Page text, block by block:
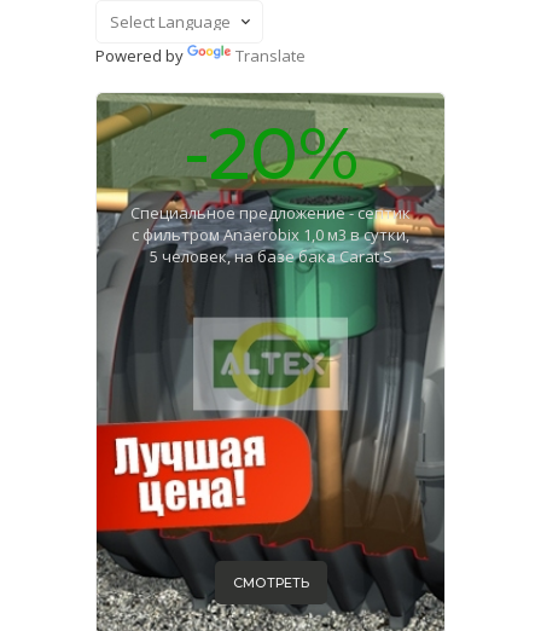
Powered by Translate
-20%
Специальное предложение - септик
с фильтром Anaerobix 1,0 м3 в сутки,
5 человек, на базе бака Carat S
СМОТРЕТЬ